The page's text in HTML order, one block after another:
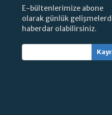
E-bültenlerimize abone
olarak günlük
haberdar olabilirsiniz.